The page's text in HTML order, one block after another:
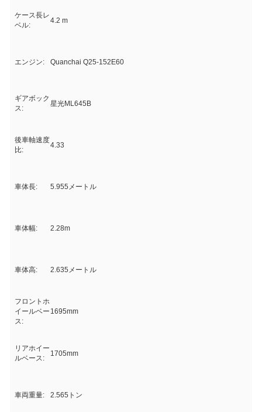
ケース長レ
ベル:
4.2 m
エンジン: Quanchai Q25-152E60
ギアボック
ス:
星光ML645B
後車軸速度
比:
4.33
車体長: 5.955メートル
車体幅: 2.28m
車体高: 2.635メートル
フロントホ
イールベー
ス:
1695mm
リアホイー
ルベース:
1705mm
車両重量: 2.565トン